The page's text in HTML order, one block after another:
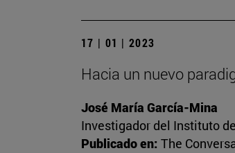
17 | 01 | 2023
Hacia un nuevo
José María García-Mina
Investigador del Instituto
Publicado en: The